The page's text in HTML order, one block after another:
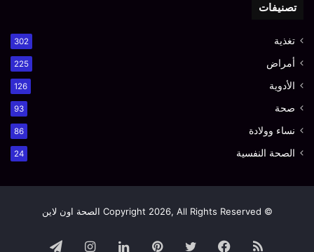
تصنيفات
تغذية 302
أمراض 225
الأدوية 126
صحة 93
نساء وولادة 86
الصحة النفسية 24
© Copyright 2026, All Rights Reserved الصحة اون لاين
ملخصفيسبوك تويتر بينتيريستلينكدإنانستقرامتيلقرام